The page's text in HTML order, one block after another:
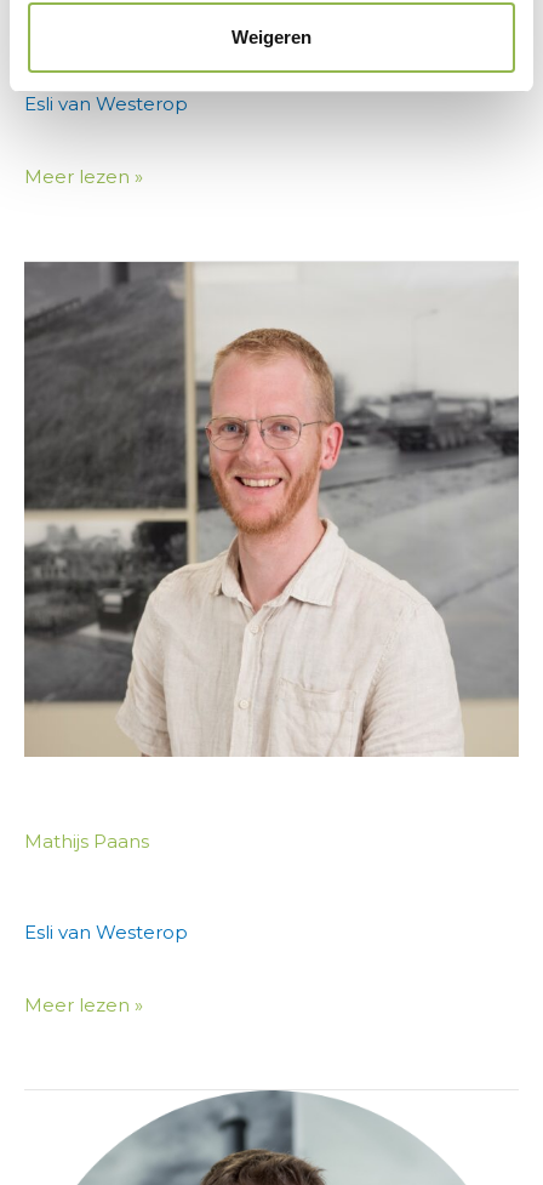
Weigeren
Sabine Boukens
Esli van Westerop
Meer lezen »
Mathijs Paans
Esli van Westerop
Paans
Meer lezen »